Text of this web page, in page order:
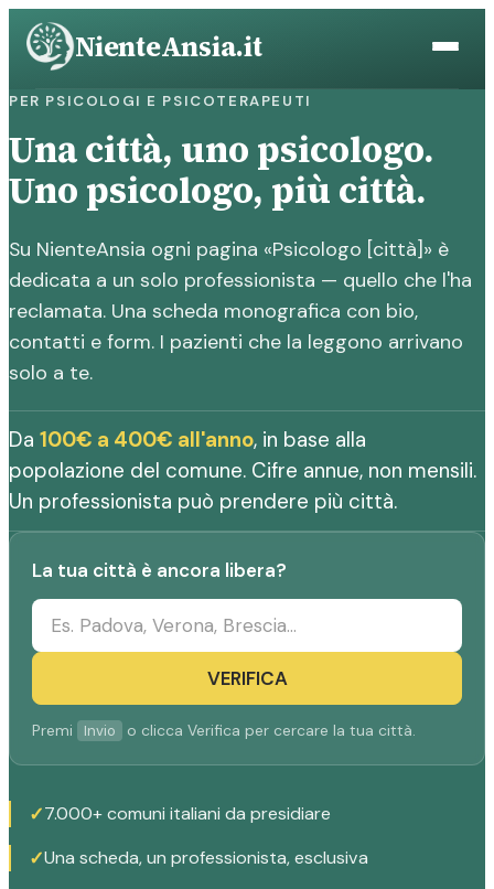
Vai
NienteAnsia.it
PER PSICOLOGI E PSICOTERAPEUTI
Una città, uno psicologo.
Uno psicologo, più città.
Su NienteAnsia ogni pagina «Psicologo [città]» è
dedicata a un solo professionista — quello che l'ha
reclamata. Una scheda monografica con bio,
contatti e form. I pazienti che la leggono arrivano
solo a te.
Da 100€ a 400€ all'anno, in base alla
popolazione del comune. Cifre annue, non mensili.
Un professionista può prendere più città.
La tua città è ancora libera?
VERIFICA
Premi Invio o clicca Verifica per cercare la tua città.
✓7.000+ comuni italiani da presidiare
✓Una scheda, un professionista, esclusiva